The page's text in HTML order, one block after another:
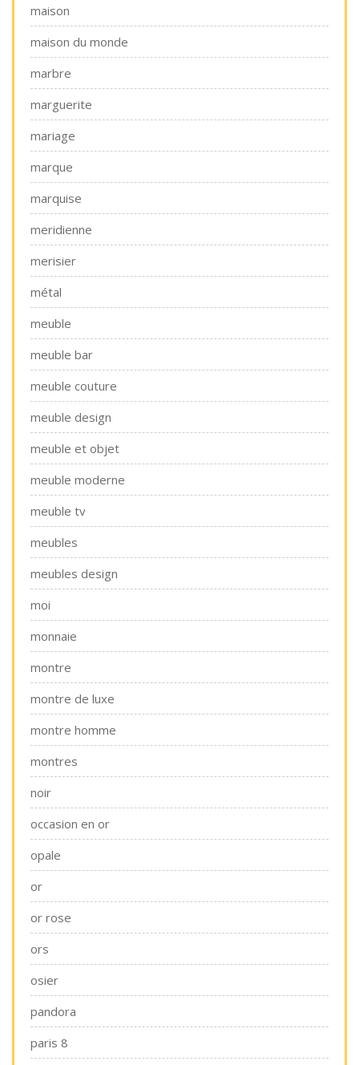
maison
maison du monde
marbre
marguerite
mariage
marque
marquise
meridienne
merisier
métal
meuble
meuble bar
meuble couture
meuble design
meuble et objet
meuble moderne
meuble tv
meubles
meubles design
moi
monnaie
montre
montre de luxe
montre homme
montres
noir
occasion en or
opale
or
or rose
ors
osier
pandora
paris 8